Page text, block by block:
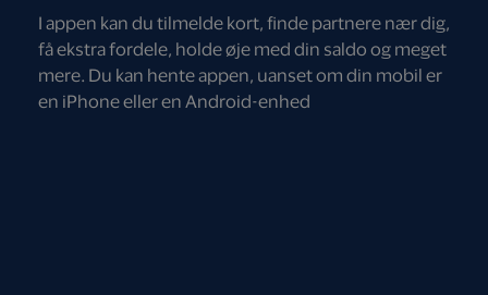
I appen kan du tilmelde kort, finde partnere nær dig,
få ekstra fordele, holde øje med din saldo og meget
mere. Du kan hente appen, uanset om din mobil er
en iPhone eller en Android-enhed